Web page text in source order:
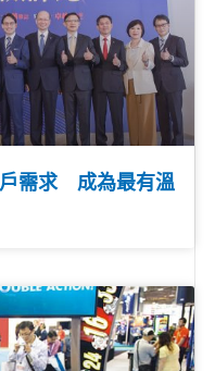
需求 成為最有溫